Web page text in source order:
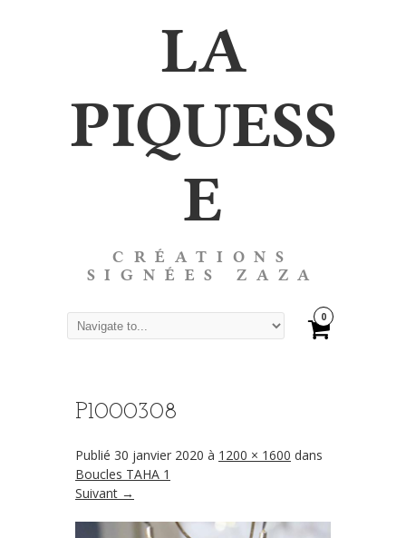
LA
PIQUESS
E
CRÉATIONS
SIGNÉES ZAZA
0
P1000308
Publié 30 janvier 2020 à 1200 × 1600 dans
Boucles TAHA 1
Suivant →